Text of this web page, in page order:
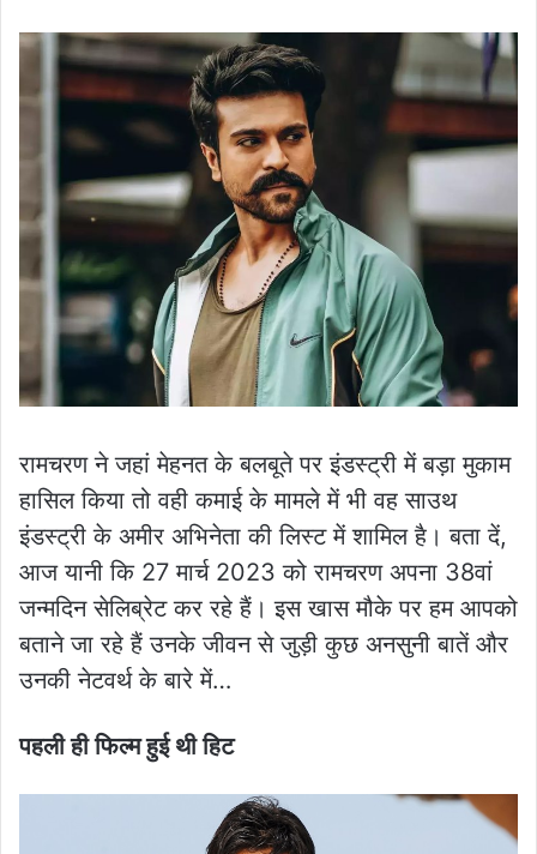
रामचरण ने जहां मेहनत के बलबूते पर इंडस्ट्री में बड़ा मुकाम
हासिल किया तो वही कमाई के मामले में भी वह साउथ
इंडस्ट्री के अमीर अभिनेता की लिस्ट में शामिल है। बता दें,
आज यानी कि 27 मार्च 2023 को रामचरण अपना 38वां
जन्मदिन सेलिब्रेट कर रहे हैं। इस खास मौके पर हम आपको
बताने जा रहे हैं उनके जीवन से जुड़ी कुछ अनसुनी बातें और
उनकी नेटवर्थ के बारे में…
पहली ही फिल्म हुई थी हिट